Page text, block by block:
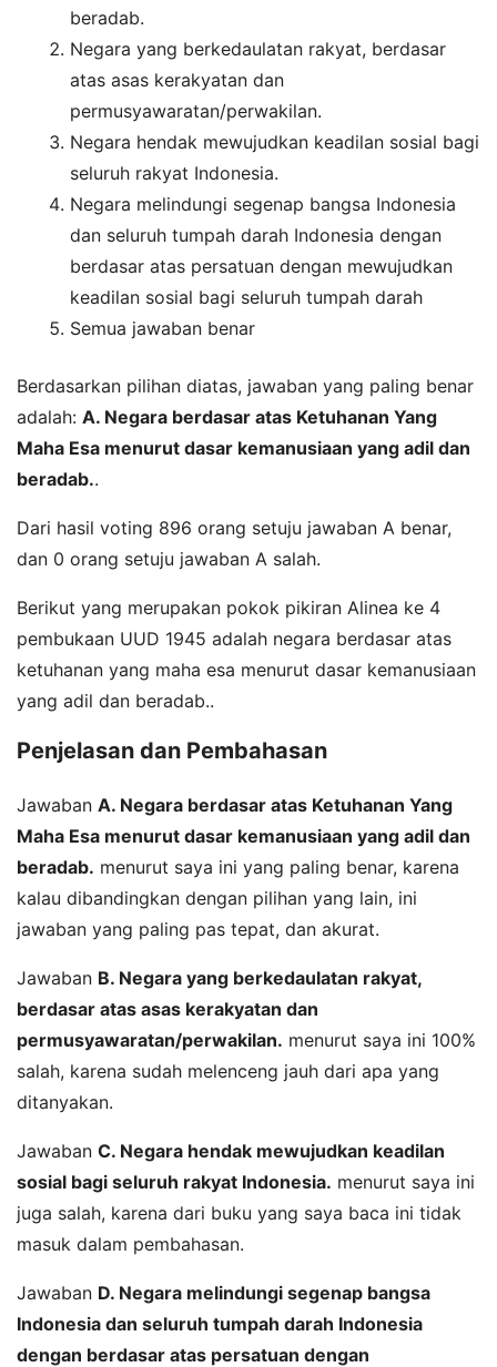
beradab.
Negara yang berkedaulatan rakyat, berdasar
atas asas kerakyatan dan
permusyawaratan/perwakilan.
Negara hendak mewujudkan keadilan sosial bagi
seluruh rakyat Indonesia.
Negara melindungi segenap bangsa Indonesia
dan seluruh tumpah darah Indonesia dengan
berdasar atas persatuan dengan mewujudkan
keadilan sosial bagi seluruh tumpah darah
Semua jawaban benar
Berdasarkan pilihan diatas, jawaban yang paling benar
adalah: A. Negara berdasar atas Ketuhanan Yang
Maha Esa menurut dasar kemanusiaan yang adil dan
beradab..
Dari hasil voting 896 orang setuju jawaban A benar,
dan 0 orang setuju jawaban A salah.
Berikut yang merupakan pokok pikiran Alinea ke 4
pembukaan UUD 1945 adalah negara berdasar atas
ketuhanan yang maha esa menurut dasar kemanusiaan
yang adil dan beradab..
Penjelasan dan Pembahasan
Jawaban A. Negara berdasar atas Ketuhanan Yang
Maha Esa menurut dasar kemanusiaan yang adil dan
beradab. menurut saya ini yang paling benar, karena
kalau dibandingkan dengan pilihan yang lain, ini
jawaban yang paling pas tepat, dan akurat.
Jawaban B. Negara yang berkedaulatan rakyat,
berdasar atas asas kerakyatan dan
permusyawaratan/perwakilan. menurut saya ini 100%
salah, karena sudah melenceng jauh dari apa yang
ditanyakan.
Jawaban C. Negara hendak mewujudkan keadilan
sosial bagi seluruh rakyat Indonesia. menurut saya ini
juga salah, karena dari buku yang saya baca ini tidak
masuk dalam pembahasan.
Jawaban D. Negara melindungi segenap bangsa
Indonesia dan seluruh tumpah darah Indonesia
dengan berdasar atas persatuan dengan